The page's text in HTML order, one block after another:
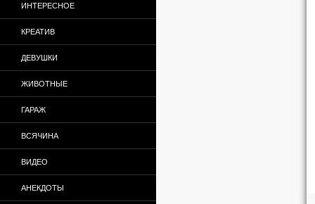
ИНТЕРЕСНОЕ
КРЕАТИВ
ДЕВУШКИ
ЖИВОТНЫЕ
ГАРАЖ
ВСЯЧИНА
ВИДЕО
АНЕКДОТЫ